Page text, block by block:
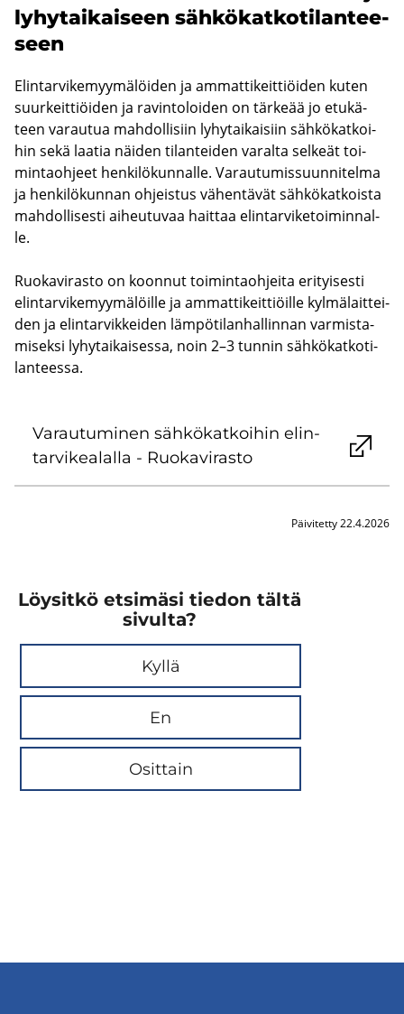
ly­hy­tai­kai­seen säh­kö­kat­ko­ti­lan­tee­
seen
Elin­tar­vi­ke­myy­mä­löi­den ja am­mat­ti­keit­tiöi­den kuten
suur­keit­tiöi­den ja ra­vin­to­loi­den on tär­ke­ää jo etu­kä­
teen va­rau­tua mah­dol­li­siin ly­hy­tai­kai­siin säh­kö­kat­koi­
hin sekä laa­tia näi­den ti­lan­tei­den va­ral­ta sel­keät toi­
min­taoh­jeet hen­ki­lö­kun­nal­le. Va­rau­tu­mis­suun­ni­tel­ma
ja hen­ki­lö­kun­nan oh­jeis­tus vä­hen­tä­vät säh­kö­kat­kois­ta
mah­dol­li­ses­ti ai­heu­tu­vaa hait­taa elin­tar­vi­ke­toi­min­nal­
le.
Ruo­ka­vi­ras­to on koon­nut toi­min­taoh­jei­ta eri­tyi­ses­ti
elin­tar­vi­ke­myy­mä­löil­le ja am­mat­ti­keit­tiöil­le kyl­mä­lait­tei­
den ja elin­tar­vik­kei­den läm­pö­ti­lan­hal­lin­nan var­mis­ta­
mi­sek­si ly­hy­tai­kai­ses­sa, noin 2–3 tun­nin säh­kö­kat­ko­ti­
lan­tees­sa.
Va­rau­tu­mi­nen säh­kö­kat­koi­hin elin­
tar­vi­kea­lal­la - Ruo­ka­vi­ras­to
Päivitetty 22.4.2026
Löysitkö etsimäsi tiedon tältä
sivulta?
Kyllä
En
Osittain